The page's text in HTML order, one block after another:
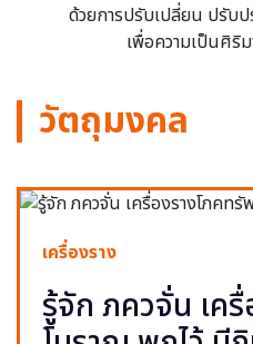
ด้วยการปรับเปลี่ยน ปรับ
เพื่อความเป็นศิริ
วัตถุมงคล
เครื่องราง
รู้จัก ภควจั่น เค